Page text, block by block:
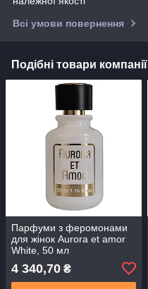
Всі умови повернення
Подібні товари компанії
Парфуми з феромонами
для жінок Aurora et amor
White, 50 мл
4 340,70 ₴